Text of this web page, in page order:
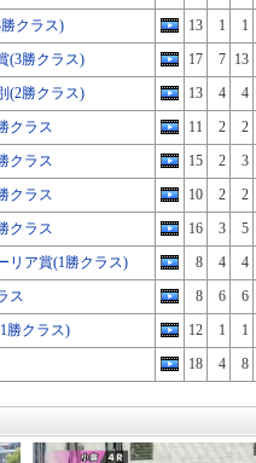
クラス) 13 1
1
(3勝クラス) 17 7 13
(2勝クラス) 13 4
4
クラス 11 2
2
クラス 15 2
3
クラス 10 2
2
クラス 16 3
5
リア賞(1勝クラス) 8 4
4
ス 8 6
6
勝クラス) 12 1
1
18 4 8